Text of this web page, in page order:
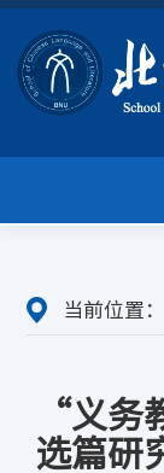
当前位置：
“义务
选篇研